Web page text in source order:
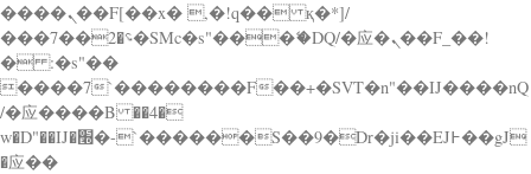
����ܢ��F[��x� ,�!q�� қ�*]/
���؝�2��7�SMc�s"���ޭ�DQ/�应�ܢ��F_��!
� :�s"��
����7`��������F��+�SVT�n"��IJ����nQ
/�应����B ��4�
w�D"��IJ�׭�-`������S��9�Dr�ji��EJ߅��gJ
�应��